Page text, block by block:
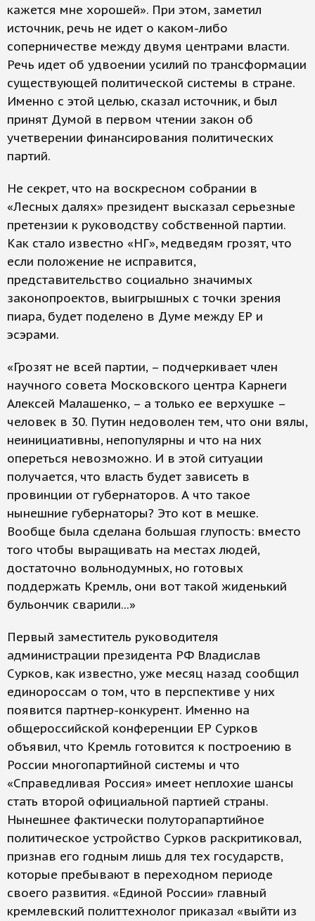
кажется мне хорошей». При этом, заметил
источник, речь не идет о каком-либо
соперничестве между двумя центрами власти.
Речь идет об удвоении усилий по трансформации
существующей политической системы в стране.
Именно с этой целью, сказал источник, и был
принят Думой в первом чтении закон об
учетверении финансирования политических
партий.
Не секрет, что на воскресном собрании в
«Лесных далях» президент высказал серьезные
претензии к руководству собственной партии.
Как стало известно «НГ», медведям грозят, что
если положение не исправится,
представительство социально значимых
законопроектов, выигрышных с точки зрения
пиара, будет поделено в Думе между ЕР и
эсэрами.
«Грозят не всей партии, – подчеркивает член
научного совета Московского центра Карнеги
Алексей Малашенко, – а только ее верхушке –
человек в 30. Путин недоволен тем, что они вялы,
неинициативны, непопулярны и что на них
опереться невозможно. И в этой ситуации
получается, что власть будет зависеть в
провинции от губернаторов. А что такое
нынешние губернаторы? Это кот в мешке.
Вообще была сделана большая глупость: вместо
того чтобы выращивать на местах людей,
достаточно вольнодумных, но готовых
поддержать Кремль, они вот такой жиденький
бульончик сварили...»
Первый заместитель руководителя
администрации президента РФ Владислав
Сурков, как известно, уже месяц назад сообщил
единороссам о том, что в перспективе у них
появится партнер-конкурент. Именно на
общероссийской конференции ЕР Сурков
объявил, что Кремль готовится к построению в
России многопартийной системы и что
«Справедливая Россия» имеет неплохие шансы
стать второй официальной партией страны.
Нынешнее фактически полуторапартийное
политическое устройство Сурков раскритиковал,
признав его годным лишь для тех государств,
которые пребывают в переходном периоде
своего развития. «Единой России» главный
кремлевский политтехнолог приказал «выйти из